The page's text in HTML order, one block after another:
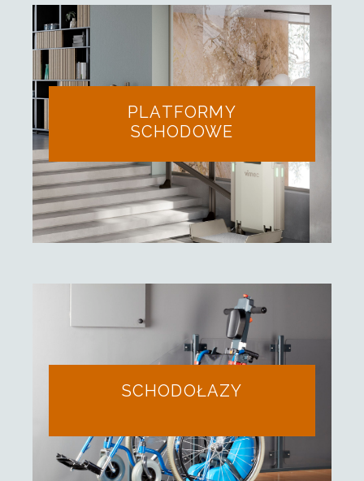
PLATFORMY
SCHODOWE
SCHODOŁAZY